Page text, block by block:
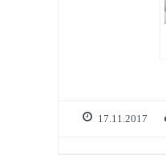
17.11.2017